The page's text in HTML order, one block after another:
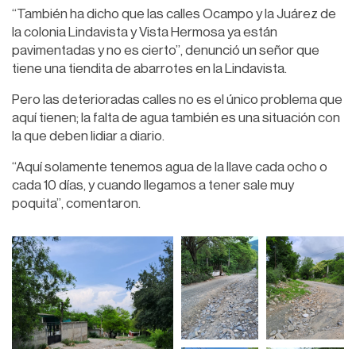
“También ha dicho que las calles Ocampo y la Juárez de
la colonia Lindavista y Vista Hermosa ya están
pavimentadas y no es cierto”, denunció un señor que
tiene una tiendita de abarrotes en la Lindavista.
Pero las deterioradas calles no es el único problema que
aquí tienen; la falta de agua también es una situación con
la que deben lidiar a diario.
“Aquí solamente tenemos agua de la llave cada ocho o
cada 10 días, y cuando llegamos a tener sale muy
poquita”, comentaron.